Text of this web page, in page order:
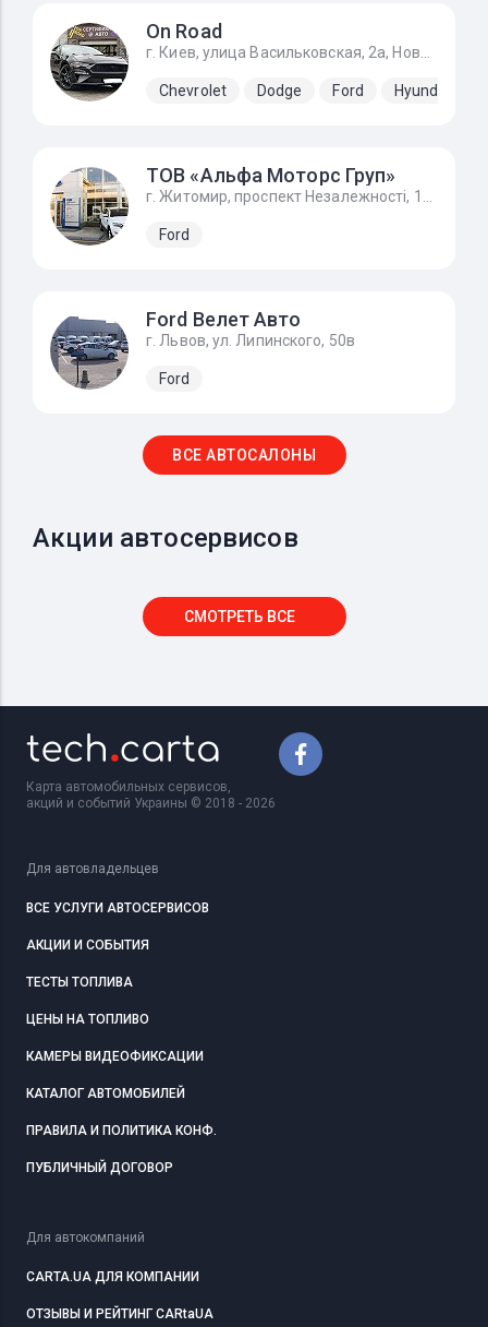
On Road
Chevrolet Dodge Ford Hyundai
ТОВ «Альфа Моторс Груп»
Ford
Ford Велет Авто
г. Львов, ул. Липинского, 50в
Ford
ВСЕ АВТОСАЛОНЫ
Акции автосервисов
СМОТРЕТЬ ВСЕ
Карта автомобильных сервисов,
акций и событий Украины © 2018 - 2026
Для автовладельцев
ВСЕ УСЛУГИ АВТОСЕРВИСОВ
АКЦИИ И СОБЫТИЯ
ТЕСТЫ ТОПЛИВА
ЦЕНЫ НА ТОПЛИВО
КАМЕРЫ ВИДЕОФИКСАЦИИ
КАТАЛОГ АВТОМОБИЛЕЙ
ПРАВИЛА И ПОЛИТИКА КОНФ.
ПУБЛИЧНЫЙ ДОГОВОР
Для автокомпаний
CARTA.UA ДЛЯ КОМПАНИИ
ОТЗЫВЫ И РЕЙТИНГ CARtaUA